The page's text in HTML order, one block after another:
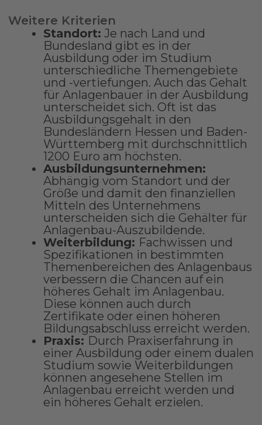
Weitere Kriterien
Standort: Je nach Land und
Bundesland gibt es in der
Ausbildung oder im Studium
unterschiedliche Themengebiete
und -vertiefungen. Auch das Gehalt
für Anlagenbauer in der Ausbildung
unterscheidet sich. Oft ist das
Ausbildungsgehalt in den
Bundesländern Hessen und Baden-
Württemberg mit durchschnittlich
1200 Euro am höchsten.
Ausbildungsunternehmen:
Abhängig vom Standort und der
Größe und damit den finanziellen
Mitteln des Unternehmens
unterscheiden sich die Gehälter für
Anlagenbau-Auszubildende.
Weiterbildung: Fachwissen und
Spezifikationen in bestimmten
Themenbereichen des Anlagenbaus
verbessern die Chancen auf ein
höheres Gehalt im Anlagenbau.
Diese können auch durch
Zertifikate oder einen höheren
Bildungsabschluss erreicht werden.
Praxis: Durch Praxiserfahrung in
einer Ausbildung oder einem dualen
Studium sowie Weiterbildungen
können angesehene Stellen im
Anlagenbau erreicht werden und
ein höheres Gehalt erzielen.